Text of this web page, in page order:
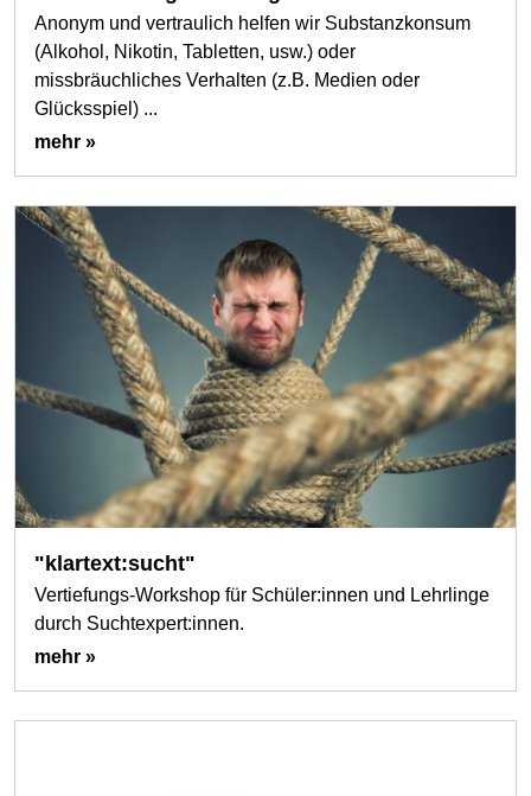
Anonym und vertraulich helfen wir Substanzkonsum
(Alkohol, Nikotin, Tabletten, usw.) oder
missbräuchliches Verhalten (z.B. Medien oder
Glücksspiel) ...
mehr »
"klartext:sucht"
Vertiefungs-Workshop für Schüler:innen und Lehrlinge
durch Suchtexpert:innen.
mehr »